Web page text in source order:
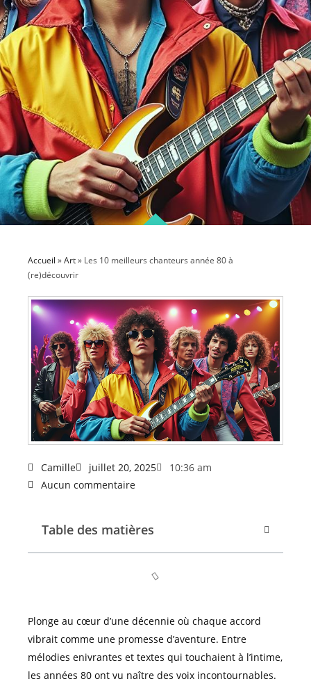
Accueil »Art» Les 10 meilleurs chanteurs année 80 à
(re)découvrir
Camille juillet 20, 2025
10:36 am
Aucun commentaire
Table des matières
Plonge au cœur d’une décennie où chaque accord
vibrait comme une promesse d’aventure. Entre
mélodies enivrantes et textes qui touchaient à l’intime,
les années 80 ont vu naître des voix incontournables.